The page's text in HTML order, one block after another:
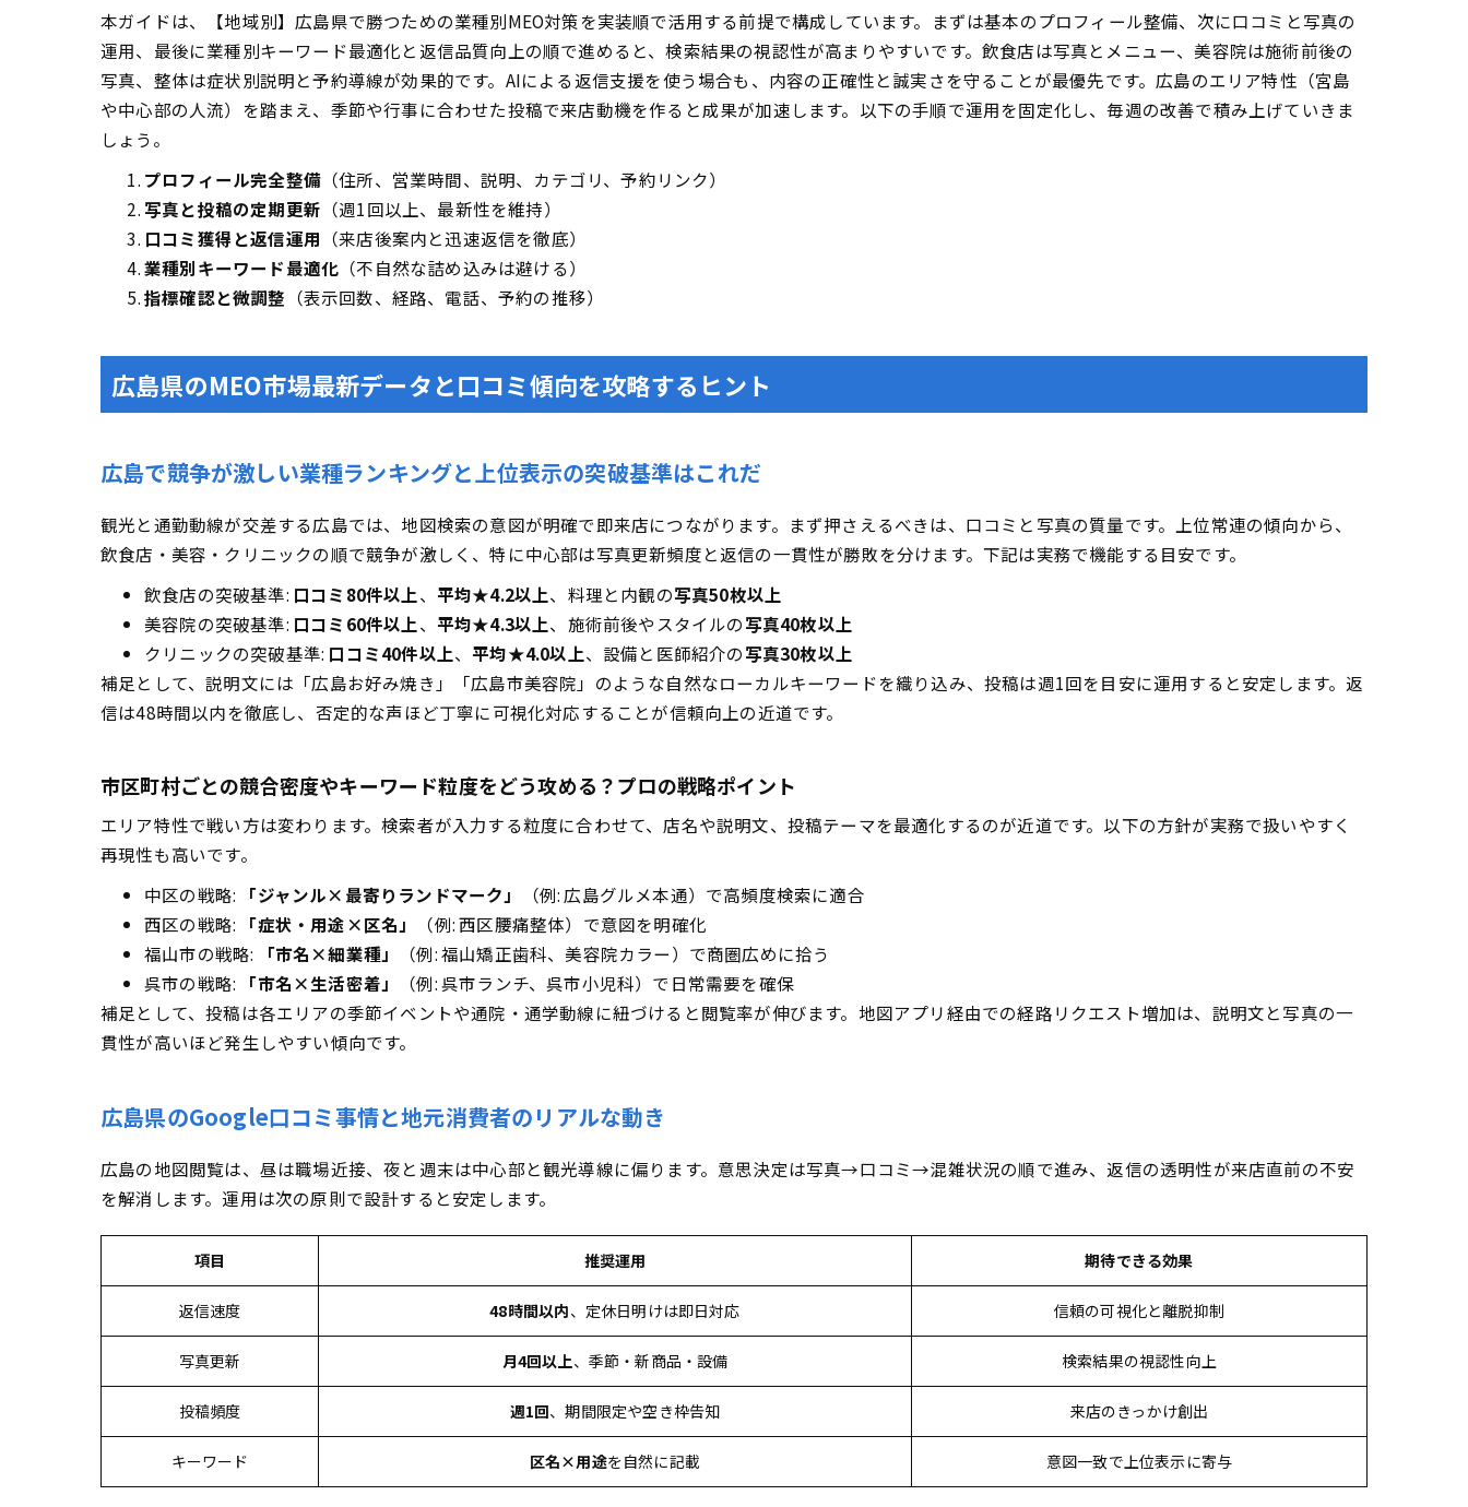
本ガイドは、【地域別】広島県で勝つための業種別MEO対策を実装順で活用する前提で構成しています。まずは基本のプロフィール整備、次に口コミと写真の
運用、最後に業種別キーワード最適化と返信品質向上の順で進めると、検索結果の視認性が高まりやすいです。飲食店は写真とメニュー、美容院は施術前後の
写真、整体は症状別説明と予約導線が効果的です。AIによる返信支援を使う場合も、内容の正確性と誠実さを守ることが最優先です。広島のエリア特性（宮島
や中心部の人流）を踏まえ、季節や行事に合わせた投稿で来店動機を作ると成果が加速します。以下の手順で運用を固定化し、毎週の改善で積み上げていきま
しょう。
プロフィール完全整備 （住所、営業時間、説明、カテゴリ、予約リンク）
写真と投稿の定期更新 （週1回以上、最新性を維持）
口コミ獲得と返信運用 （来店後案内と迅速返信を徹底）
業種別キーワード最適化 （不自然な詰め込みは避ける）
指標確認と微調整 （表示回数、経路、電話、予約の推移）
広島県のMEO市場最新データと口コミ傾向を攻略するヒント
広島で競争が激しい業種ランキングと上位表示の突破基準はこれだ
観光と通勤動線が交差する広島では、地図検索の意図が明確で即来店につながります。まず押さえるべきは、口コミと写真の質量です。上位常連の傾向から、
飲食店・美容・クリニックの順で競争が激しく、特に中心部は写真更新頻度と返信の一貫性が勝敗を分けます。下記は実務で機能する目安です。
飲食店の突破基準: 口コミ80件以上、 平均★4.2以上、料理と内観の写真50枚以上
美容院の突破基準: 口コミ60件以上、 平均★4.3以上、施術前後やスタイルの写真40枚以上
クリニックの突破基準: 口コミ40件以上、 平均★4.0以上、設備と医師紹介の写真30枚以上
補足として、説明文には「広島お好み焼き」「広島市美容院」のような自然なローカルキーワードを織り込み、投稿は週1回を目安に運用すると安定します。返
信は48時間以内を徹底し、否定的な声ほど丁寧に可視化対応することが信頼向上の近道です。
市区町村ごとの競合密度やキーワード粒度をどう攻める？プロの戦略ポイント
エリア特性で戦い方は変わります。検索者が入力する粒度に合わせて、店名や説明文、投稿テーマを最適化するのが近道です。以下の方針が実務で扱いやすく
再現性も高いです。
中区の戦略:
「ジャンル×最寄りランドマーク」
（例: 広島グルメ本通）で高頻度検索に適合
西区の戦略:
「症状・用途×区名」
（例: 西区腰痛整体）で意図を明確化
福山市の戦略:
「市名×細業種」
（例: 福山矯正歯科、美容院カラー）で商圏広めに拾う
呉市の戦略:
「市名×生活密着」
（例: 呉市ランチ、呉市小児科）で日常需要を確保
補足として、投稿は各エリアの季節イベントや通院・通学動線に紐づけると閲覧率が伸びます。地図アプリ経由での経路リクエスト増加は、説明文と写真の一
貫性が高いほど発生しやすい傾向です。
広島県のGoogle口コミ事情と地元消費者のリアルな動き
広島の地図閲覧は、昼は職場近接、夜と週末は中心部と観光導線に偏ります。意思決定は写真→口コミ→混雑状況の順で進み、返信の透明性が来店直前の不安
を解消します。運用は次の原則で設計すると安定します。
項目 推奨運用 期待できる効果
返信速度 48時間以内、定休日明けは即日対応 信頼の可視化と離脱抑制
写真更新 月4回以上、季節・新商品・設備 検索結果の視認性向上
投稿頻度 週1回、期間限定や空き枠告知 来店のきっかけ創出
キーワード 区名×用途を自然に記載 意図一致で上位表示に寄与